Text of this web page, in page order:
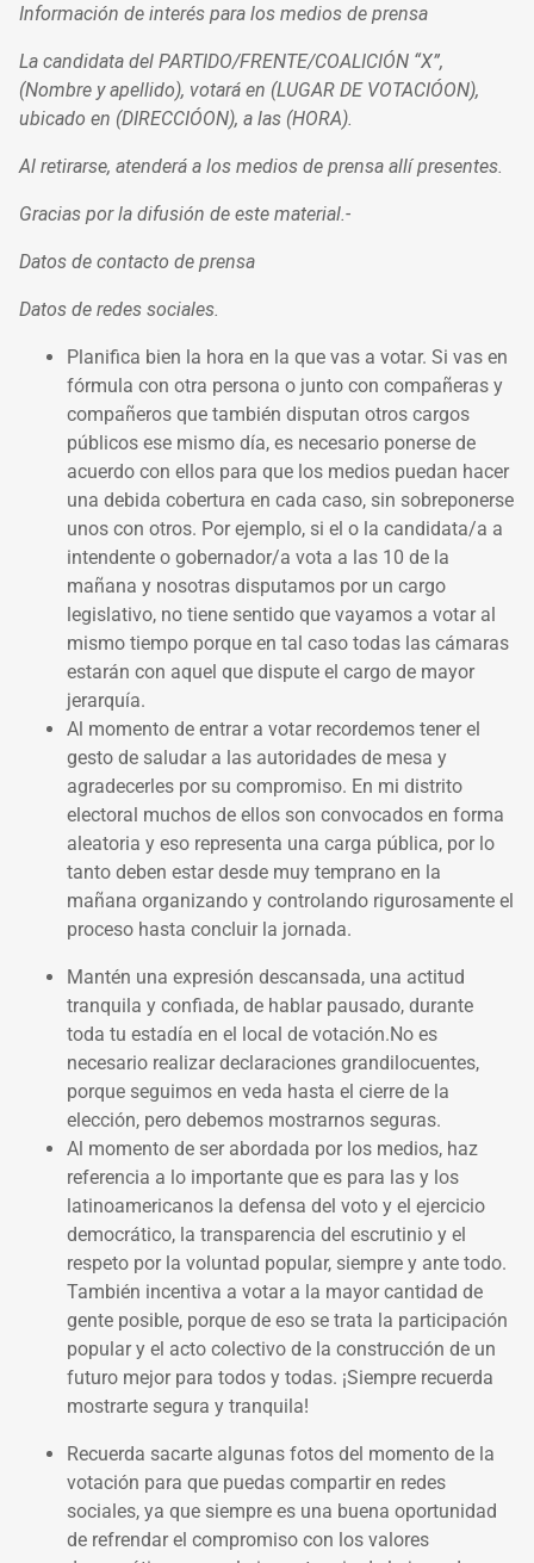
Información de interés para los medios de prensa
La candidata del PARTIDO/FRENTE/COALICIÓN “X”,
(Nombre y apellido), votará en (LUGAR DE VOTACIÓON),
ubicado en (DIRECCIÓON), a las (HORA).
Al retirarse, atenderá a los medios de prensa allí presentes.
Gracias por la difusión de este material.-
Datos de contacto de prensa
Datos de redes sociales.
Planifica bien la hora en la que vas a votar. Si vas en
fórmula con otra persona o junto con compañeras y
compañeros que también disputan otros cargos
públicos ese mismo día, es necesario ponerse de
acuerdo con ellos para que los medios puedan hacer
una debida cobertura en cada caso, sin sobreponerse
unos con otros. Por ejemplo, si el o la candidata/a a
intendente o gobernador/a vota a las 10 de la
mañana y nosotras disputamos por un cargo
legislativo, no tiene sentido que vayamos a votar al
mismo tiempo porque en tal caso todas las cámaras
estarán con aquel que dispute el cargo de mayor
jerarquía.
Al momento de entrar a votar recordemos tener el
gesto de saludar a las autoridades de mesa y
agradecerles por su compromiso. En mi distrito
electoral muchos de ellos son convocados en forma
aleatoria y eso representa una carga pública, por lo
tanto deben estar desde muy temprano en la
mañana organizando y controlando rigurosamente el
proceso hasta concluir la jornada.
Mantén una expresión descansada, una actitud
tranquila y confiada, de hablar pausado, durante
toda tu estadía en el local de votación.No es
necesario realizar declaraciones grandilocuentes,
porque seguimos en veda hasta el cierre de la
elección, pero debemos mostrarnos seguras.
Al momento de ser abordada por los medios, haz
referencia a lo importante que es para las y los
latinoamericanos la defensa del voto y el ejercicio
democrático, la transparencia del escrutinio y el
respeto por la voluntad popular, siempre y ante todo.
También incentiva a votar a la mayor cantidad de
gente posible, porque de eso se trata la participación
popular y el acto colectivo de la construcción de un
futuro mejor para todos y todas. ¡Siempre recuerda
mostrarte segura y tranquila!
Recuerda sacarte algunas fotos del momento de la
votación para que puedas compartir en redes
sociales, ya que siempre es una buena oportunidad
de refrendar el compromiso con los valores